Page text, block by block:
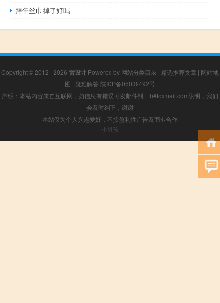
拜年丝巾掉了好吗
Copyright © 2012 - 2026 雷设计 Powered by 网站分类目录 | 精选推荐文章 | 网站地
图 | 疑难解答 陕ICP备05039492号
声明：本站内容来自互联网，如信息有错误可发邮件到f_fb#foxmail.com说明，我们
会及时纠正，谢谢
本站仅为个人兴趣爱好，不接盈利性广告及商业合作
小男孩